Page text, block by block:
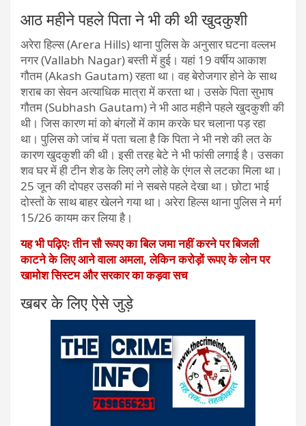
आठ महीने पहले पिता ने भी की थी खुदकुशी
अरेरा हिल्स (Arera Hills) थाना पुलिस के अनुसार घटना वल्लभ
नगर (Vallabh Nagar) बस्ती में हुई। यहां 19 वर्षीय आकाश
गौतम (Akash Gautam) रहता था। वह बेरोजगार होने के साथ
शराब का सेवन अत्याधिक मात्रा में करता था। उसके पिता सुभाष
गौतम (Subhash Gautam) ने भी आठ महीने पहले खुदकुशी की
थी। जिस कारण मां को बंगलों में काम करके घर चलाना पड़ रहा
था। पुलिस को जांच में पता चला है कि पिता ने भी नशे की लत के
कारण खुदकुशी की थी। इसी तरह बेटे ने भी फांसी लगाई है। उसका
शव घर में ही टीन शेड के लिए लगे लोहे के एंगल से लटका मिला था।
25 जून की दोपहर उसकी मां ने सबसे पहले देखा था। छोटा भाई
दोस्तों के साथ बाहर खेलने गया था। अरेरा हिल्स थाना पुलिस ने मर्ग
15/26 कायम कर लिया है।
यह भी पढ़िएः तीन सौ रूपए का बिल जमा नहीं करने पर बिजली
काटने के लिए आने वाला अमला, लेकिन करोड़ों रूपए के लोन पर
खामोश सिस्टम और सरकार का कड़वा सच
खबर के लिए ऐसे जुड़े